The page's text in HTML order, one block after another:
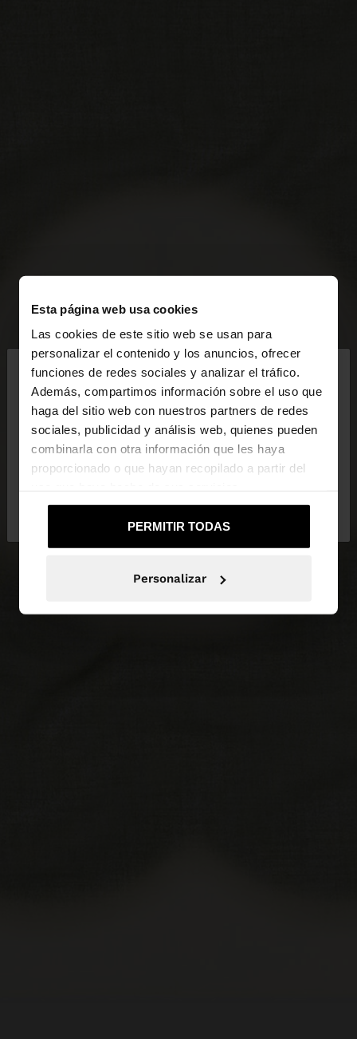
Esta página web usa cookies
Las cookies de este sitio web se usan para
personalizar el contenido y los anuncios, ofrecer
funciones de redes sociales y analizar el tráfico.
Además, compartimos información sobre el uso que
haga del sitio web con nuestros partners de redes
sociales, publicidad y análisis web, quienes pueden
combinarla con otra información que les haya
proporcionado o que hayan recopilado a partir del
PERMITIR TODAS
Personalizar
hola
Estás accediendo a la web de España. ¿Quieres ir a
la web de United States?